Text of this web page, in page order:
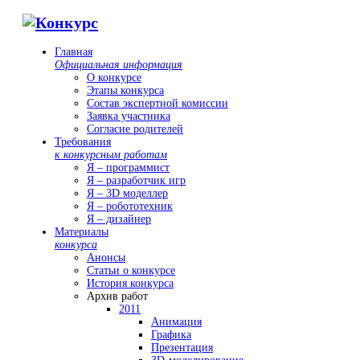
Главная
Официальная информация
О конкурсе
Этапы конкурса
Состав экспертной комиссии
Заявка участника
Согласие родителей
Требования
к конкурсным работам
Я – программист
Я – разработчик игр
Я – 3D моделлер
Я – робототехник
Я – дизайнер
Материалы
конкурса
Анонсы
Статьи о конкурсе
История конкурса
Архив работ
2011
Анимация
Графика
Презентация